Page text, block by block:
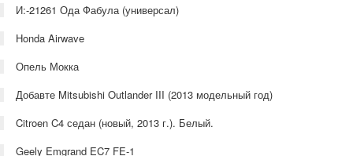
И:-21261 Ода Фабула (универсал)
Honda Airwave
Опель Мокка
Добавте Mitsubishi Outlander III (2013 модельный год)
Citroen C4 седан (новый, 2013 г.). Белый.
Geely Emgrand EC7 FE-1